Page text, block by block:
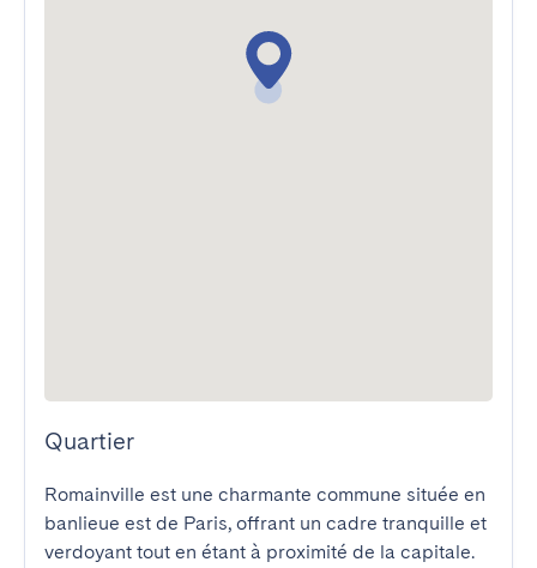
Quartier
Romainville est une charmante commune située en
banlieue est de Paris, offrant un cadre tranquille et
verdoyant tout en étant à proximité de la capitale.